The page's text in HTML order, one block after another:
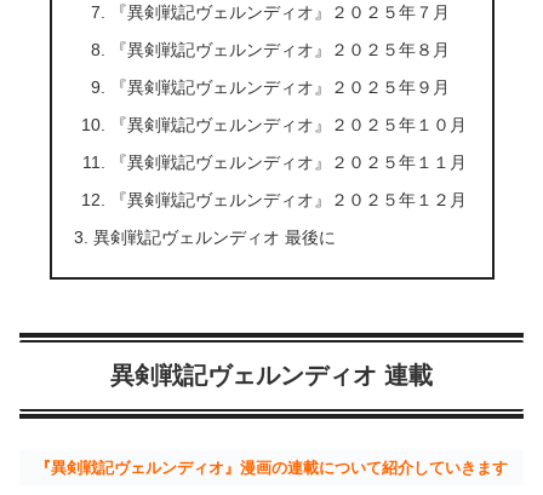
『異剣戦記ヴェルンディオ』２０２５年７月
『異剣戦記ヴェルンディオ』２０２５年８月
『異剣戦記ヴェルンディオ』２０２５年９月
『異剣戦記ヴェルンディオ』２０２５年１０月
『異剣戦記ヴェルンディオ』２０２５年１１月
『異剣戦記ヴェルンディオ』２０２５年１２月
異剣戦記ヴェルンディオ 最後に
異剣戦記ヴェルンディオ 連載
『異剣戦記ヴェルンディオ』漫画の連載について紹介していきます